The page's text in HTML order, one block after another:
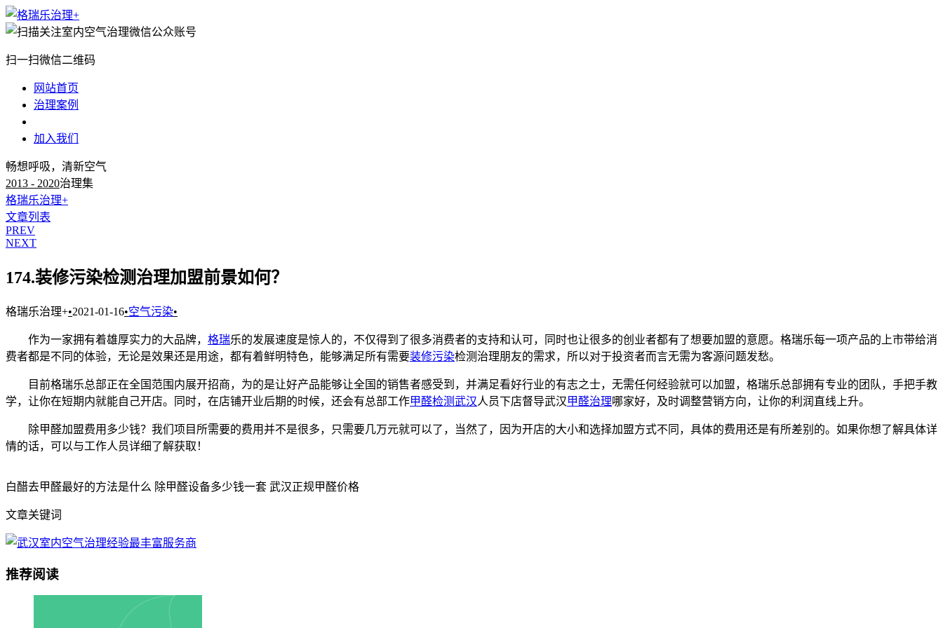
扫一扫微信二维码
网站首页
治理案例
加入我们
畅想呼吸，清新空气
2013 - 2020治理集
格瑞乐治理+
文章列表
PREV
NEXT
174.装修污染检测治理加盟前景如何？
格瑞乐治理+•2021-01-16•空气污染•
作为一家拥有着雄厚实力的大品牌， 格瑞乐的发展速度是惊人的，不仅得到了很多消费者的支持和认可，同时也让很多的创业者都有了想要加盟的意愿。格瑞乐每一项产品的上市带给消
费者都是不同的体验，无论是效果还是用途，都有着鲜明特色，能够满足所有需要装修污染检测治理朋友的需求，所以对于投资者而言无需为客源问题发愁。
目前格瑞乐总部正在全国范围内展开招商，为的是让好产品能够让全国的销售者感受到，并满足看好行业的有志之士，无需任何经验就可以加盟，格瑞乐总部拥有专业的团队，手把手教
学，让你在短期内就能自己开店。同时，在店铺开业后期的时候，还会有总部工作甲醛检测武汉人员下店督导武汉甲醛治理哪家好，及时调整营销方向，让你的利润直线上升。
除甲醛加盟费用多少钱？我们项目所需要的费用并不是很多，只需要几万元就可以了，当然了，因为开店的大小和选择加盟方式不同，具体的费用还是有所差别的。如果你想了解具体详
情的话，可以与工作人员详细了解获取！
白醋去甲醛最好的方法是什么 除甲醛设备多少钱一套 武汉正规甲醛价格
文章关键词
推荐阅读